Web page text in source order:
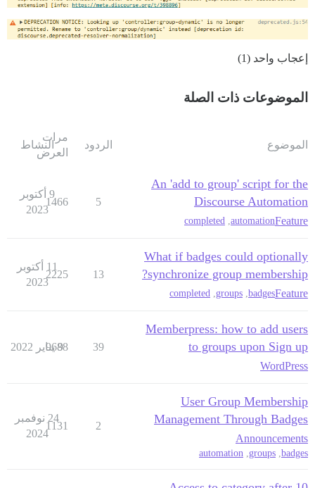
إعجاب واحد (1)
الموضوعات ذات الصلة
الموضوع الردود
مرات
العرض
النشاط
An 'add to group' script for the
Discourse Automation
Feature
automation
,
completed
5
1466
9 أكتوبر
2023
What if badges could optionally
synchronize group membership?
Feature
badges
,
groups
,
completed
13
2225
11 أكتوبر
2023
Memberpress: how to add users
to groups upon Sign up
WordPress
39
9688
9 يناير 2022
User Group Membership
Management Through Badges
Announcements
badges
groups
automation
2
1131
24 نوفمبر
2024